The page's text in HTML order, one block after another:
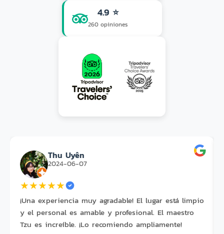
4.9 ⭐
260 opiniones
Thu Uyên
2024-06-07
★★★★★
¡Una experiencia muy agradable! El lugar está limpio
y el personal es amable y profesional. El maestro
Tzu es increíble. ¡Lo recomiendo ampliamente!